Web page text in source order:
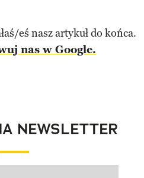
eś nasz artykuł do końca.
nas w Google.
NEWSLETTER